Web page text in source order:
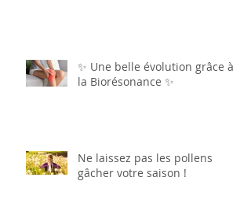
✨ Une belle évolution grâce à
la Biorésonance ✨
Ne laissez pas les pollens
gâcher votre saison !